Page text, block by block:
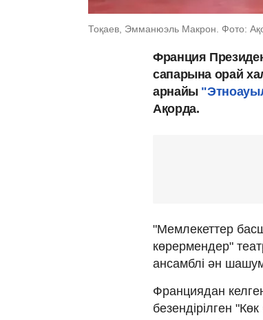
Тоқаев, Эмманюэль Макрон. Фото:
Франция
сапарына орай
арнайы
Ақорда.
"Мемлекеттер
көрермендер"
ансамблі ән
Франциядан
безендірілген